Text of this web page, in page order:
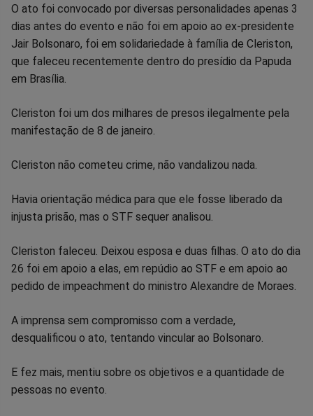
O ato foi convocado por diversas personalidades apenas 3
dias antes do evento e não foi em apoio ao ex-presidente
Jair Bolsonaro, foi em solidariedade à família de Cleriston,
que faleceu recentemente dentro do presídio da Papuda
em Brasília.
Cleriston foi um dos milhares de presos ilegalmente pela
manifestação de 8 de janeiro.
Cleriston não cometeu crime, não vandalizou nada.
Havia orientação médica para que ele fosse liberado da
injusta prisão, mas o STF sequer analisou.
Cleriston faleceu. Deixou esposa e duas filhas. O ato do dia
26 foi em apoio a elas, em repúdio ao STF e em apoio ao
pedido de impeachment do ministro Alexandre de Moraes.
A imprensa sem compromisso com a verdade,
desqualificou o ato, tentando vincular ao Bolsonaro.
E fez mais, mentiu sobre os objetivos e a quantidade de
pessoas no evento.